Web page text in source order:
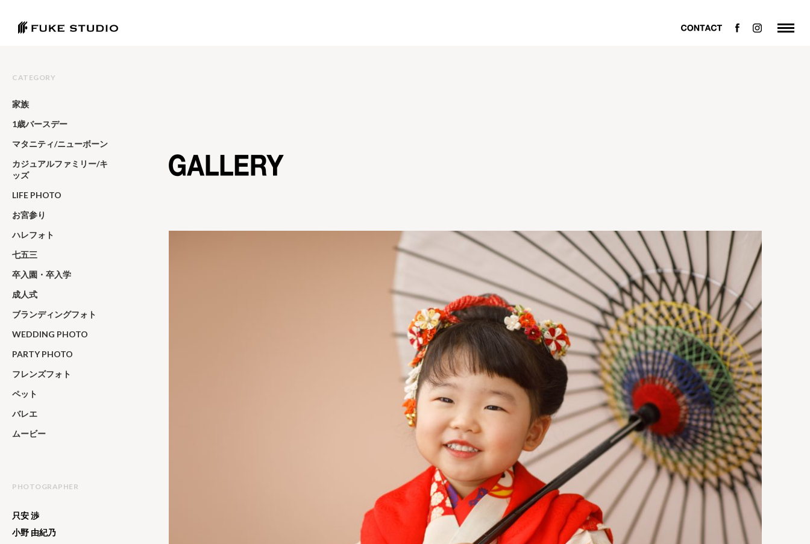
CATEGORY
家族
1歳バースデー
マタニティ/ニューボーン
カジュアルファミリー/キ
ッズ
LIFE PHOTO
お宮参り
ハレフォト
七五三
卒入園・卒入学
成人式
ブランディングフォト
WEDDING PHOTO
PARTY PHOTO
フレンズフォト
ペット
バレエ
ムービー
PHOTOGRAPHER
只安 渉
小野 由紀乃